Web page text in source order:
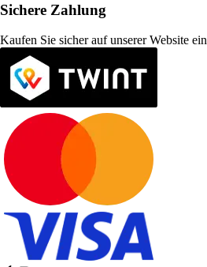
Sichere Zahlung
Kaufen Sie sicher auf unserer Website ein